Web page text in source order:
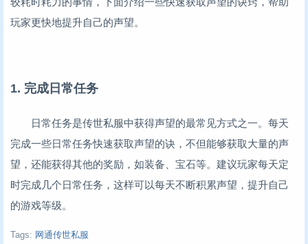
玩家更快地提升自己的声望。
1. 完成日常任务
日常任务是传世私服中获得声望的最常见方式之一。每天
完成一些日常任务快速获取声望的诀，不但能够获取大量的声
望，还能获得其他的奖励，如装备、宝石等。建议玩家每天定
时完成几个日常任务，这样可以每天不断积累声望，提升自己
的游戏等级。
Tags: 网通传世私服